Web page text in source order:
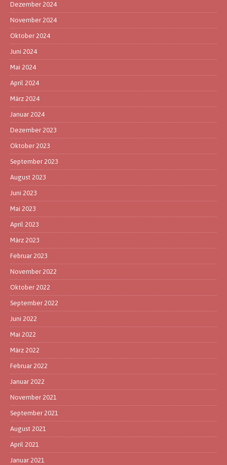
Dezember 2024
November 2024
Oktober 2024
Juni 2024
Mai 2024
April 2024
März 2024
Januar 2024
Dezember 2023
Oktober 2023
September 2023
August 2023
Juni 2023
Mai 2023
April 2023
März 2023
Februar 2023
November 2022
Oktober 2022
September 2022
Juni 2022
Mai 2022
März 2022
Februar 2022
Januar 2022
November 2021
September 2021
August 2021
April 2021
Januar 2021